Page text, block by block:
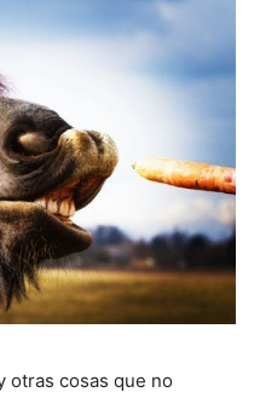
otras cosas que no